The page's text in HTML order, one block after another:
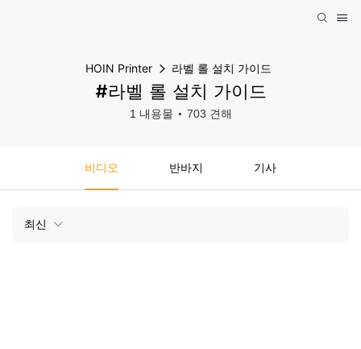
HOIN Printer 라벨 롤 설치 가이드
#라벨 롤 설치 가이드
1 내용물 703 견해
비디오 반바지 기사
최신